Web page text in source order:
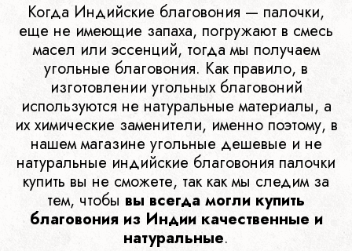
Когда Индийские благовония — палочки,
еще не имеющие запаха, погружают в смесь
масел или эссенций, тогда мы получаем
угольные благовония. Как правило, в
изготовлении угольных благовоний
используются не натуральные материалы, а
их химические заменители, именно поэтому, в
нашем магазине угольные дешевые и не
натуральные индийские благовония палочки
купить вы не сможете, так как мы следим за
тем, чтобы вы всегда могли купить
благовония из Индии качественные и
натуральные.